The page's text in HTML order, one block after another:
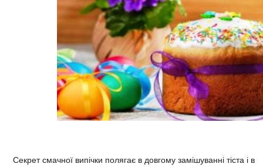
Секрет смачної випічки полягає в довгому замішуванні тіста і в